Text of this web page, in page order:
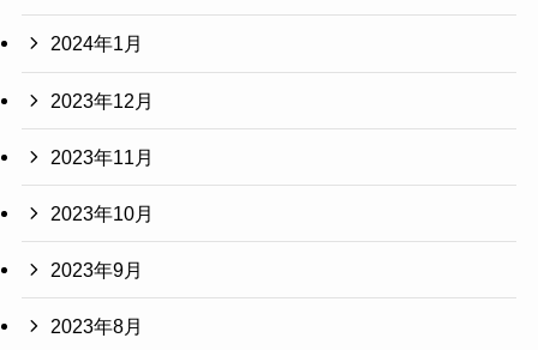
2024年1月
2023年12月
2023年11月
2023年10月
2023年9月
2023年8月